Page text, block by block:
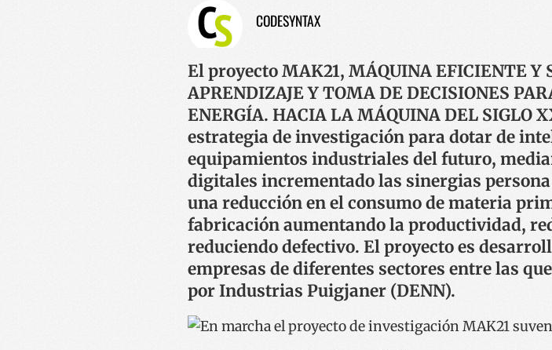
CODESYNTAX
El proyecto MAK21, MÁQUINA EFICIENTE Y
APRENDIZAJE Y TOMA DE DECISIONES
ENERGÍA. HACIA LA MÁQUINA DEL
estrategia de investigación para dotar de
equipamientos industriales del futuro,
digitales incrementado las sinergias
una reducción en el consumo de materia
fabricación aumentando la productividad,
reduciendo defectivo. El proyecto es
empresas de diferentes sectores entre las
por Industrias Puigjaner (DENN).